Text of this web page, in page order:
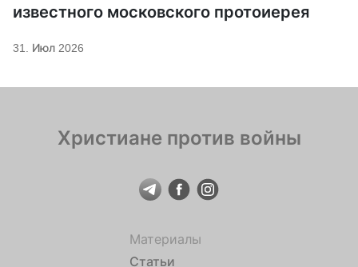
известного московского протоиерея
31. Июл 2026
Христиане против войны
Материалы
Статьи